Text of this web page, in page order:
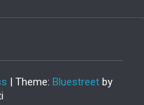
| Theme: Bluestreetby